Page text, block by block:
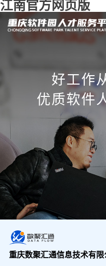
江南官方网页版
好工作
优质软件
重庆数聚汇通信息技术有限